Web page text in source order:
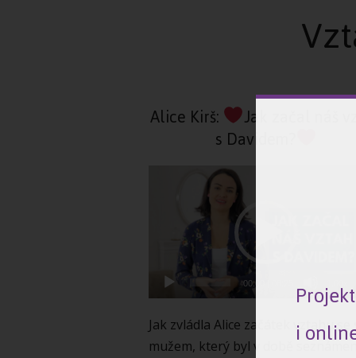
Alice Kirš: Jak začal náš
s Davidem?
přehrávač
00:00
Jak zvládla Alice začátek vztahu se
mužem, který byl v době i